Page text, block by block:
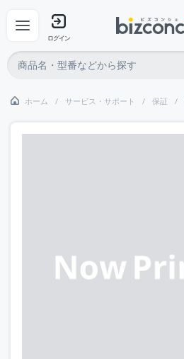
ログイン
ホーム サービス・サポート 保証